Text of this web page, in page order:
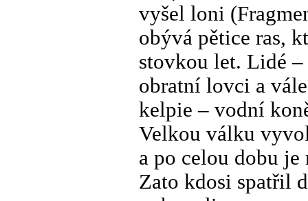
vyšel loni
obývá pětice ras,
stovkou let. Lidé
obratní lovci a
kelpie – vodní
Velkou válku
a po celou dobu
Zato kdosi spatřil